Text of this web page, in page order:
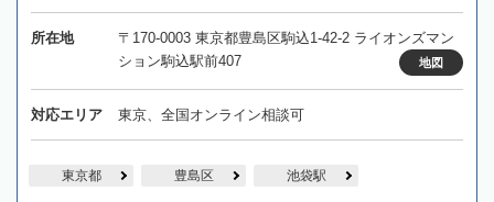
所在地
〒170-0003 東京都豊島区駒込1-42-2 ライオンズマン
ション駒込駅前407
地図
対応エリア 東京、全国オンライン相談可
東京都 豊島区 池袋駅